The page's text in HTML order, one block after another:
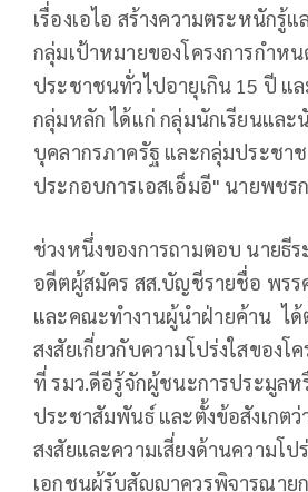
เรื่องเอไอ สร้างความตระหนักรู้
กลุ่มเป้าหมายของโครงการกำห
ประชาชนทั่วไปอายุเกิน 15 ปี แ
กลุ่มหลัก ได้แก่ กลุ่มนักเรียนและ
บุคลากรภาครัฐ และกลุ่มประชา
ประกอบการเอสเอ็มอี" นายพชร
ช่วงหนึ่งของการถามตอบ นายธี
อดีตผู้สมัคร สส.บัญชีรายชื่อ พร
และคณะทำงานผู้นำฝ่ายค้าน ได้
สงสัยเกี่ยวกับความโปร่งใสของโค
ที่ รมว.ดีอีรู้จักผู้ชนะการประมูลห
ประชาสัมพันธ์ และตั้งข้อสังเกตว่
สงสัยและความเสี่ยงด้านความโ
เอกชนผู้รับสัญญาควรพิจารณาย